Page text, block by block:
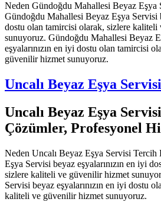
Neden Gündoğdu Mahallesi Beyaz
Gündoğdu Mahallesi Beyaz Eşya Servisi
dostu olan tamircisi olarak, sizlere
sunuyoruz. Gündoğdu Mahallesi Beyaz
eşyalarınızın en iyi dostu olan tamircisi
güvenilir hizmet sunuyoruz.
Uncalı Beyaz Eşya Servisi
Uncalı Beyaz Eşya
Çözümler, Profesyonel
Neden Uncalı Beyaz Eşya Servisi
Eşya Servisi beyaz eşyalarınızın en iyi
sizlere kaliteli ve güvenilir hizmet
Servisi beyaz eşyalarınızın en iyi dostu
kaliteli ve güvenilir hizmet sunuyoruz.